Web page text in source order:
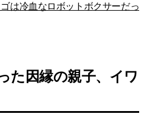
ゴは冷血なロボットボクサーだっ
た因縁の親子、イワ